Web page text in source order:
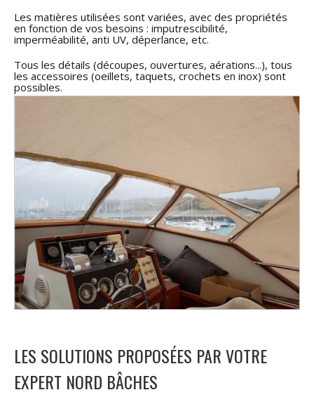
Les matières utilisées sont variées, avec des propriétés
en fonction de vos besoins : imputrescibilité,
imperméabilité, anti UV, déperlance, etc.
Tous les détails (découpes, ouvertures, aérations...), tous
les accessoires (oeillets, taquets, crochets en inox) sont
possibles.
LES SOLUTIONS PROPOSÉES PAR VOTRE
EXPERT NORD BÂCHES